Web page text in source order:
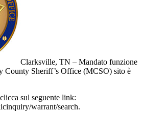
Clarksville, TN – Mandato funzione
County Sheriff’s Office (MCSO) sito è
sul seguente link:
warrant/search.